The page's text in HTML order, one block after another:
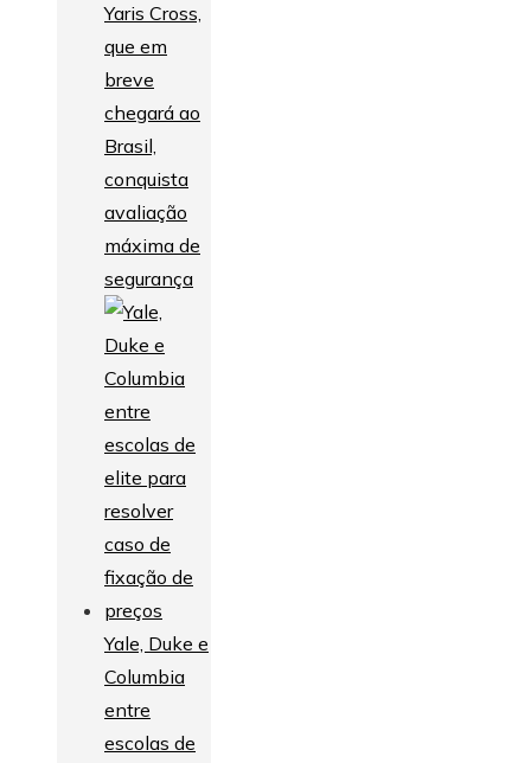
Yaris Cross,
que em
breve
chegará ao
Brasil,
conquista
avaliação
máxima de
segurança
Yale, Duke e
Columbia
entre
escolas de